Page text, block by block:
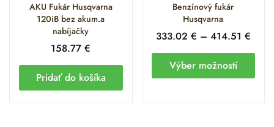
AKU Fukár Husqvarna
120iB bez akum.a
nabíjačky
158.77€
Pridať do košíka
Benzínový fukár
Husqvarna
333.02 € – 414.51 €
Výber možností